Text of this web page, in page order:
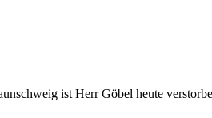
ist Herr Göbel heute